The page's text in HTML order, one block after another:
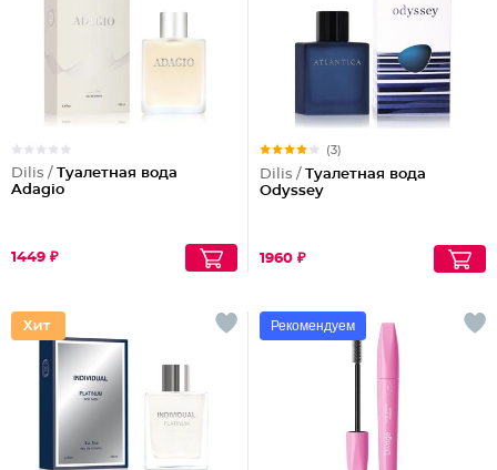
Dilis / Туалетная вода
Adagio
1449 ₽
(3)
Dilis / Туалетная вода
Odyssey
1960 ₽
Рекомендуем